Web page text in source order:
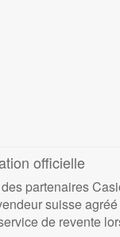
officielle
partenaires
suisse
de revente